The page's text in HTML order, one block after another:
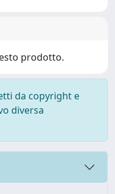
prodotto.
da copyright e
diversa